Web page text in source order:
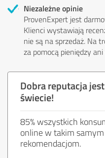
Niezależne opinie
ProvenExpert jest
Klienci wystawiają
nie są na sprzedaż. Na
za pomocą pieniędzy
Dobra reputacja
świecie!
85% wszystkich
online w takim
rekomendacjom.